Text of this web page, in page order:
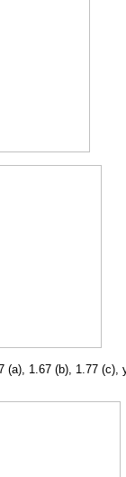
(a), 1.67 (b), 1.77 (c),